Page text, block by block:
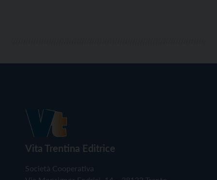
Vita Trentina Editrice
Società Cooperativa